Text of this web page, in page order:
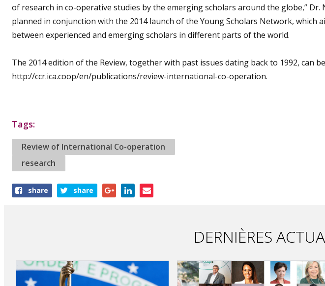
of research in co-operative studies by the emerging scholars around the globe,” Dr.
planned in conjunction with the 2014 launch of the Young Scholars Network, which
between experienced and emerging scholars in different parts of the world.
The 2014 edition of the Review, together with past issues dating back to 1992, can
http://ccr.ica.coop/en/publications/review-international-co-operation.
Tags:
Review of International Co-operation
research
Shareshare share
DERNIÈRES